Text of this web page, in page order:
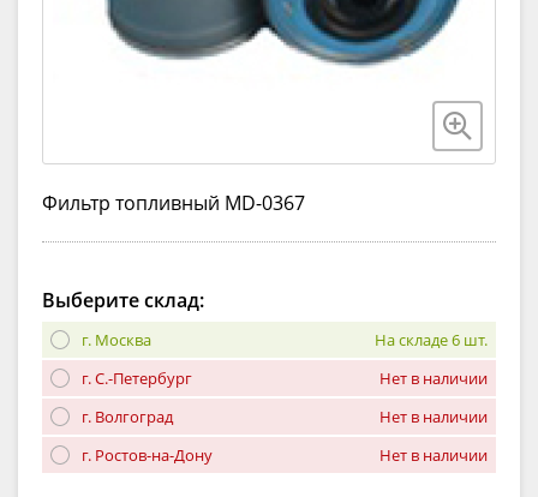
Фильтр топливный MD-0367
Выберите склад:
г. Москва
На складе 6 шт.
г. С.-Петербург
Нет в наличии
г. Волгоград
Нет в наличии
г. Ростов-на-Дону
Нет в наличии